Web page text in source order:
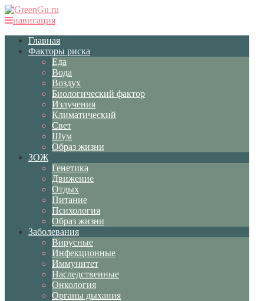
навигация
Главная
Факторы риска
Еда
Вода
Воздух
Биологический фактор
Излучения
Климатический
Свет
Шум
Образ жизни
ЗОЖ
Генетика
Движение
Отдых
Питание
Психология
Образ жизни
Заболевания
Вирусные
Инфекционные
Иммунитет
Наследственные
Онкология
Органы дыхания